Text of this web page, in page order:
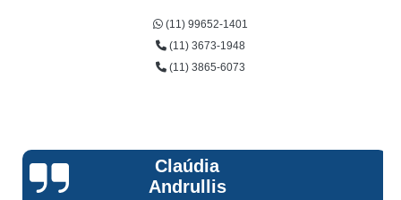
(11) 99652-1401
(11) 3673-1948
(11) 3865-6073
Claúdia
Andrullis